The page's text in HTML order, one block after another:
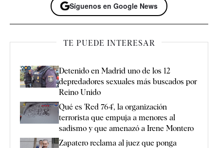
Síguenos en Google News
TE PUEDE INTERESAR
Detenido en Madrid uno de los 12
depredadores sexuales más buscados por
Reino Unido
Qué es 'Red 764', la organización
terrorista que empuja a menores al
sadismo y que amenazó a Irene Montero
Zapatero reclama al juez que ponga